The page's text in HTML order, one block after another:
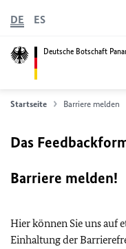
Deutsche Botschaft
DE ES
Startseite Barriere melden
Das
Barriere melden!
Hier können Sie uns auf
Einhaltung der